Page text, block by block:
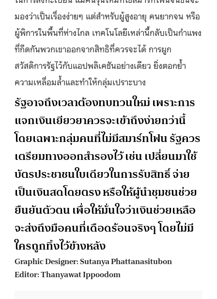
มองว่าเป็นเรื่องง่ายๆ แต่สำหรับผู้สูงอายุ คนยากจน หรือ
ผู้พิการในพื้นที่ห่างไกล เทคโนโลยีเหล่านี้กลับเป็นกำแพง
ที่กีดกันพวกเขาออกจากสิทธิที่ควรจะได้ การผูก
สวัสดิการรัฐไว้กับแอปพลิเคชันอย่างเดียว ยิ่งตอกย้ำ
ความเหลื่อมล้ำและทำให้กลุ่มเปราะบาง
รัฐอาจถึงเวลาต้องทบทวนใหม่ เพราะการ
แจกเงินเยียวยาควรจะเข้าถึงง่ายกว่านี้
โดยเฉพาะกลุ่มคนที่ไม่มีสมาร์ทโฟน รัฐควร
เตรียมทางออกสำรองไว้ เช่น เปลี่ยนมาใช้
บัตรประชาชนใบเดียวในการรับสิทธิ์ จ่าย
เป็นเงินสดโดยตรง หรือให้ผู้นำชุมชนช่วย
ยืนยันตัวตน เพื่อให้มั่นใจว่าเงินช่วยเหลือ
จะส่งถึงมือคนที่เดือดร้อนจริงๆ โดยไม่มี
ใครถูกทิ้งไว้ข้างหลัง
Graphic Designer: Sutanya Phattanasitubon
Editor: Thanyawat Ippoodom